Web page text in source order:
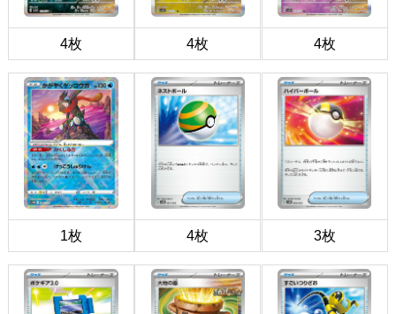
4枚 4枚 4枚
1枚 4枚 3枚